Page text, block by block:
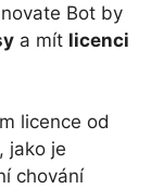
Bot by
a mít licenci
licence od
, jako je
chování